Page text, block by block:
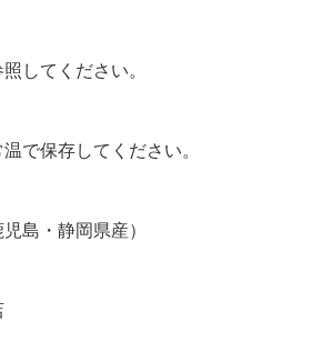
してください。
で保存してください。
島・静岡県産）